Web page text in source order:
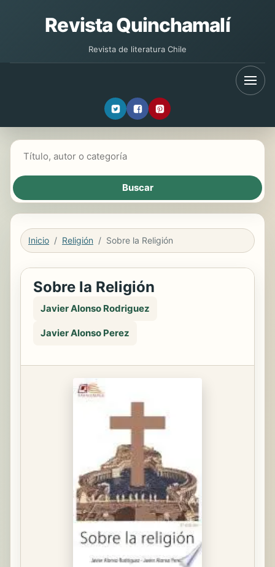
Revista Quinchamalí
Revista de literatura Chile
Inicio Religión Sobre la Religión
Sobre la Religión
Javier Alonso Rodriguez
Javier Alonso Perez